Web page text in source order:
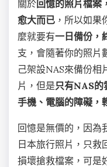
關於回憶的照片檔案
愈大而已 ，所以如
麼就要有一日備份，
支，會隨著你的照片
己架設NAS來備份相
片，但是只有NAS的
手機、電腦的障礙，
回憶是無價的，因為
日本旅行照片，只救
損壞搶救檔案，可是